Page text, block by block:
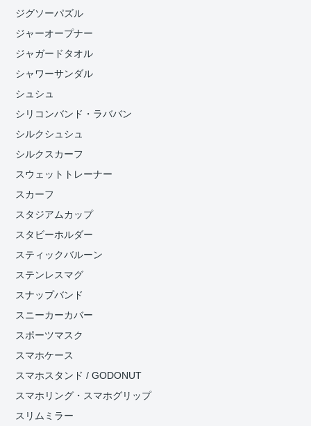
ジグソーパズル
ジャーオープナー
ジャガードタオル
シャワーサンダル
シュシュ
シリコンバンド・ラババン
シルクシュシュ
シルクスカーフ
スウェットトレーナー
スカーフ
スタジアムカップ
スタビーホルダー
スティックバルーン
ステンレスマグ
スナップバンド
スニーカーカバー
スポーツマスク
スマホケース
スマホスタンド / GODONUT
スマホリング・スマホグリップ
スリムミラー